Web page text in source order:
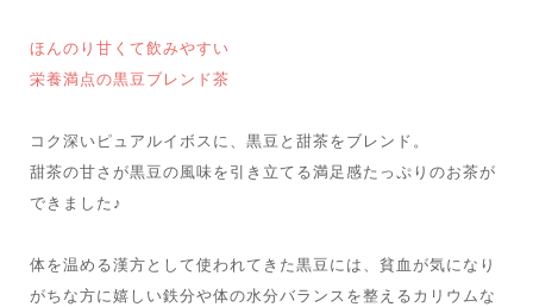
ほんのり甘くて飲みやすい
栄養満点の黒豆ブレンド茶
コク深いピュアルイボスに、黒豆と甜茶をブレンド。
甜茶の甘さが黒豆の風味を引き立てる満足感たっぷりのお茶が
できました♪
体を温める漢方として使われてきた黒豆には、貧血が気になり
がちな方に嬉しい鉄分や体の水分バランスを整えるカリウムな